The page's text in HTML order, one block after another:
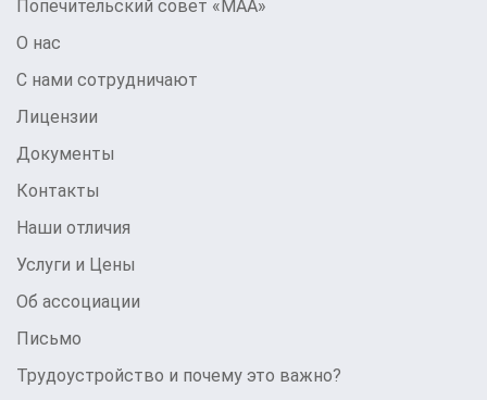
Попечительский совет «МАА»
О нас
С нами сотрудничают
Лицензии
Документы
Контакты
Наши отличия
Услуги и Цены
Об ассоциации
Письмо
Трудоустройство и почему это важно?